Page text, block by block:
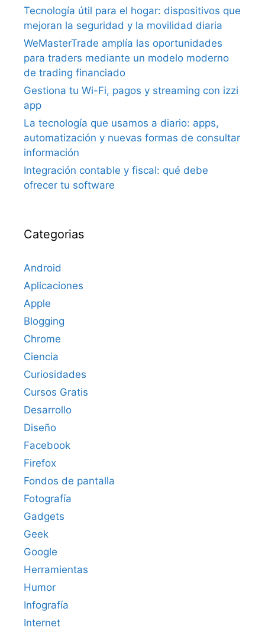
Tecnología útil para el hogar: dispositivos que
mejoran la seguridad y la movilidad diaria
WeMasterTrade amplía las oportunidades
para traders mediante un modelo moderno
de trading financiado
Gestiona tu Wi-Fi, pagos y streaming con izzi
app
La tecnología que usamos a diario: apps,
automatización y nuevas formas de consultar
información
Integración contable y fiscal: qué debe
ofrecer tu software
Categorias
Android
Aplicaciones
Apple
Blogging
Chrome
Ciencia
Curiosidades
Cursos Gratis
Desarrollo
Diseño
Facebook
Firefox
Fondos de pantalla
Fotografía
Gadgets
Geek
Google
Herramientas
Humor
Infografía
Internet